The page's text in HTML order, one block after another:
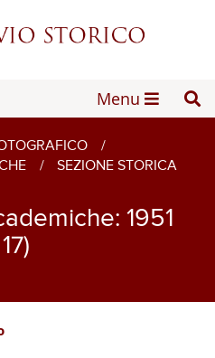
Menu
/
/
SEZIONE STORICA
1951